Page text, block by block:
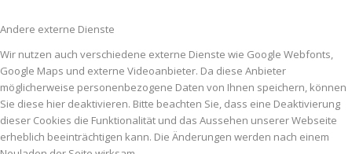
Andere externe Dienste
Wir nutzen auch verschiedene externe Dienste wie Google Webfonts,
Google Maps und externe Videoanbieter. Da diese Anbieter
möglicherweise personenbezogene Daten von Ihnen speichern, können
Sie diese hier deaktivieren. Bitte beachten Sie, dass eine Deaktivierung
dieser Cookies die Funktionalität und das Aussehen unserer Webseite
erheblich beeinträchtigen kann. Die Änderungen werden nach einem